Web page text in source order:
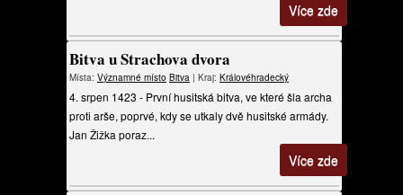
Více zde
Bitva u Strachova dvora
Místa: Významné místo Bitva | Kraj: Královéhradecký
4. srpen 1423 - První husitská bitva, ve které šla archa
proti arše, poprvé, kdy se utkaly dvě husitské armády.
Jan Žižka poraz...
Více zde